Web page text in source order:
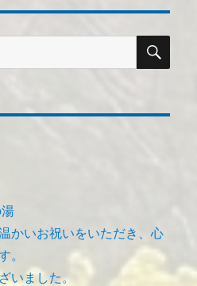
検
かいお祝いをいただき、心
。
いました。